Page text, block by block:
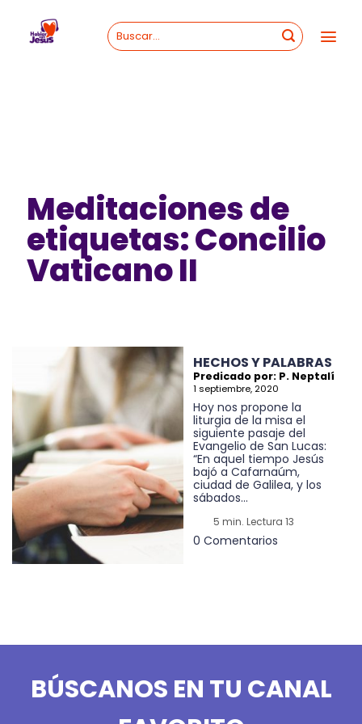
content
Meditaciones de
etiquetas: Concilio
Vaticano II
HECHOS Y PALABRAS
Predicado por: P. Neptalí
1 septiembre, 2020
Hoy nos propone la
liturgia de la misa el
siguiente pasaje del
Evangelio de San Lucas:
“En aquel tiempo Jesús
bajó a Cafarnaúm,
ciudad de Galilea, y los
sábados...
5 min. Lectura 13
0 Comentarios
BÚSCANOS EN TU CANAL